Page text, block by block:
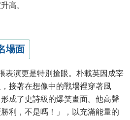
高。
場面
表演更是特別搶眼。朴載英因成宰
接著在想像中的戰場裡穿著風
成了史詩級的爆笑畫面。他高聲
利，不是嗎！」，以充滿能量的